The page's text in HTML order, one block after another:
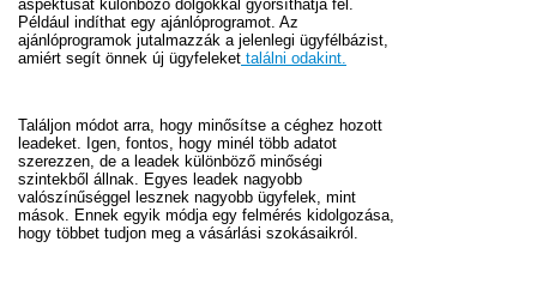
aspektusát különböző dolgokkal gyorsíthatja fel.
Például indíthat egy ajánlóprogramot. Az
ajánlóprogramok jutalmazzák a jelenlegi ügyfélbázist,
amiért segít önnek új ügyfeleket találni odakint.
Találjon módot arra, hogy minősítse a céghez hozott
leadeket. Igen, fontos, hogy minél több adatot
szerezzen, de a leadek különböző minőségi
szintekből állnak. Egyes leadek nagyobb
valószínűséggel lesznek nagyobb ügyfelek, mint
mások. Ennek egyik módja egy felmérés kidolgozása,
hogy többet tudjon meg a vásárlási szokásaikról.